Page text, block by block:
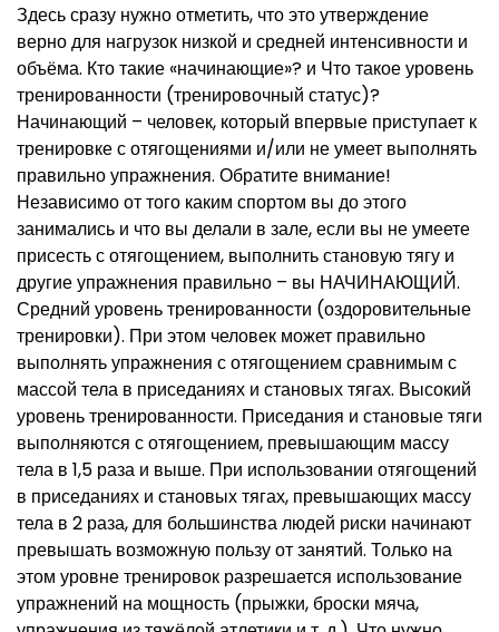
Здесь сразу нужно отметить, что это утверждение
верно для нагрузок низкой и средней интенсивности и
объёма. Кто такие «начинающие»? и Что такое уровень
тренированности (тренировочный статус)?
Начинающий – человек, который впервые приступает к
тренировке с отягощениями и/или не умеет выполнять
правильно упражнения. Обратите внимание!
Независимо от того каким спортом вы до этого
занимались и что вы делали в зале, если вы не умеете
присесть с отягощением, выполнить становую тягу и
другие упражнения правильно – вы НАЧИНАЮЩИЙ.
Средний уровень тренированности (оздоровительные
тренировки). При этом человек может правильно
выполнять упражнения с отягощением сравнимым с
массой тела в приседаниях и становых тягах. Высокий
уровень тренированности. Приседания и становые тяги
выполняются с отягощением, превышающим массу
тела в 1,5 раза и выше. При использовании отягощений
в приседаниях и становых тягах, превышающих массу
тела в 2 раза, для большинства людей риски начинают
превышать возможную пользу от занятий. Только на
этом уровне тренировок разрешается использование
упражнений на мощность (прыжки, броски мяча,